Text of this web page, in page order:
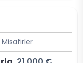
Misafirler